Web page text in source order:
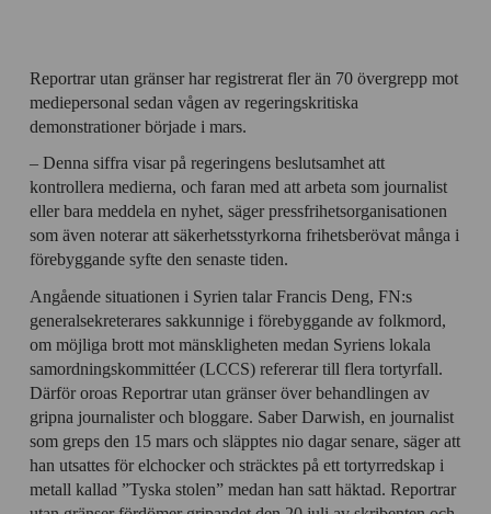
Reportrar utan gränser har registrerat fler än 70 övergrepp mot
mediepersonal sedan vågen av regeringskritiska
demonstrationer började i mars.
– Denna siffra visar på regeringens beslutsamhet att
kontrollera medierna, och faran med att arbeta som journalist
eller bara meddela en nyhet, säger pressfrihetsorganisationen
som även noterar att säkerhetsstyrkorna frihetsberövat många i
förebyggande syfte den senaste tiden.
Angående situationen i Syrien talar Francis Deng, FN:s
generalsekreterares sakkunnige i förebyggande av folkmord,
om möjliga brott mot mänskligheten medan Syriens lokala
samordningskommittéer (LCCS) refererar till flera tortyrfall.
Därför oroas Reportrar utan gränser över behandlingen av
gripna journalister och bloggare. Saber Darwish, en journalist
som greps den 15 mars och släpptes nio dagar senare, säger att
han utsattes för elchocker och sträcktes på ett tortyrredskap i
metall kallad ”Tyska stolen” medan han satt häktad. Reportrar